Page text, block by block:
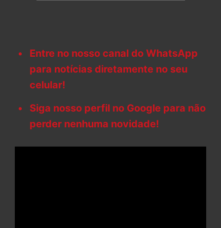
Entre no nosso canal do WhatsApp
para notícias diretamente no seu
celular!
Siga nosso perfil no Google para não
perder nenhuma novidade!